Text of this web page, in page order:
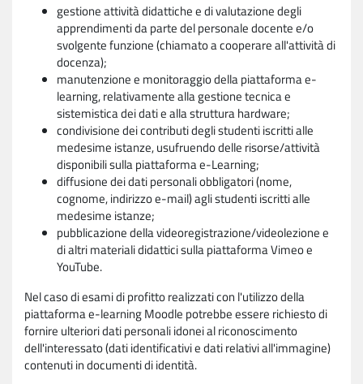
gestione attività didattiche e di valutazione degli
apprendimenti da parte del personale docente e/o
svolgente funzione (chiamato a cooperare all'attività di
docenza);
manutenzione e monitoraggio della piattaforma e-
learning, relativamente alla gestione tecnica e
sistemistica dei dati e alla struttura hardware;
condivisione dei contributi degli studenti iscritti alle
medesime istanze, usufruendo delle risorse/attività
disponibili sulla piattaforma e-Learning;
diffusione dei dati personali obbligatori (nome,
cognome, indirizzo e-mail) agli studenti iscritti alle
medesime istanze;
pubblicazione della videoregistrazione/videolezione e
di altri materiali didattici sulla piattaforma Vimeo e
YouTube.
Nel caso di esami di profitto realizzati con l'utilizzo della
piattaforma e-learning Moodle potrebbe essere richiesto di
fornire ulteriori dati personali idonei al riconoscimento
dell'interessato (dati identificativi e dati relativi all'immagine)
contenuti in documenti di identità.